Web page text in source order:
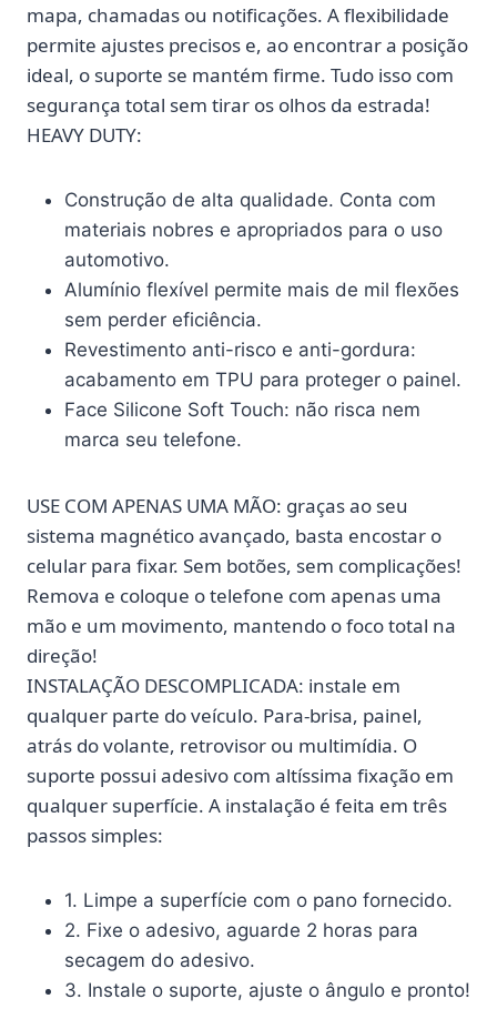
mapa, chamadas ou notificações. A flexibilidade
permite ajustes precisos e, ao encontrar a posição
ideal, o suporte se mantém firme. Tudo isso com
segurança total sem tirar os olhos da estrada!
HEAVY DUTY:
Construção de alta qualidade. Conta com
materiais nobres e apropriados para o uso
automotivo.
Alumínio flexível permite mais de mil flexões
sem perder eficiência.
Revestimento anti-risco e anti-gordura:
acabamento em TPU para proteger o painel.
Face Silicone Soft Touch: não risca nem
marca seu telefone.
USE COM APENAS UMA MÃO: graças ao seu
sistema magnético avançado, basta encostar o
celular para fixar. Sem botões, sem complicações!
Remova e coloque o telefone com apenas uma
mão e um movimento, mantendo o foco total na
direção!
INSTALAÇÃO DESCOMPLICADA: instale em
qualquer parte do veículo. Para-brisa, painel,
atrás do volante, retrovisor ou multimídia. O
suporte possui adesivo com altíssima fixação em
qualquer superfície. A instalação é feita em três
passos simples:
1. Limpe a superfície com o pano fornecido.
2. Fixe o adesivo, aguarde 2 horas para
secagem do adesivo.
3. Instale o suporte, ajuste o ângulo e pronto!